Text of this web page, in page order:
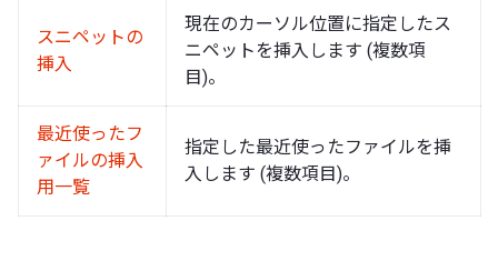
スニペットの
挿入
現在のカーソル位置に指定したス
ニペットを挿入します (複数項
目)。
最近使ったフ
ァイルの挿入
用一覧
指定した最近使ったファイルを挿
入します (複数項目)。